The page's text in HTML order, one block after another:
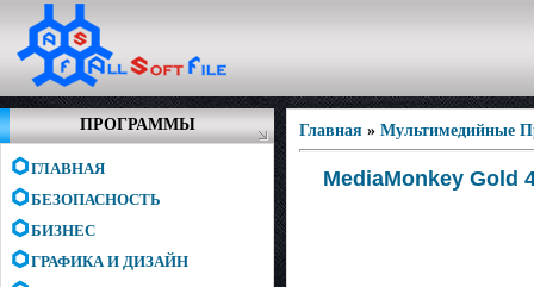
ПРОГРАММЫ
ГЛАВНАЯ
БЕЗОПАСНОСТЬ
БИЗНЕС
ГРАФИКА И ДИЗАЙН
Главная » Мультимедийные
MediaMonkey Gold